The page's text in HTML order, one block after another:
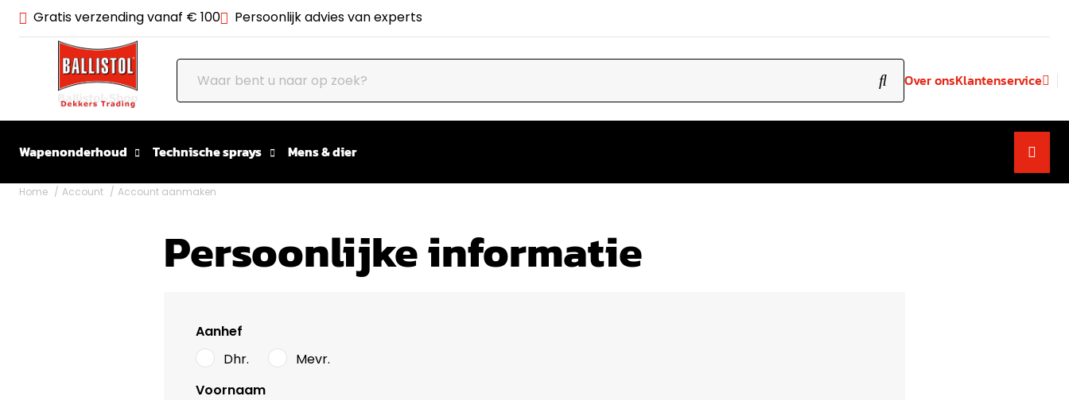
Gratis verzending vanaf € 100 Persoonlijk advies van experts
Over onsKlantenservice
Wapenonderhoud Technische sprays Mens & dier
Home Account Account aanmaken
Persoonlijke informatie
Aanhef
Dhr.
Mevr.
Voornaam